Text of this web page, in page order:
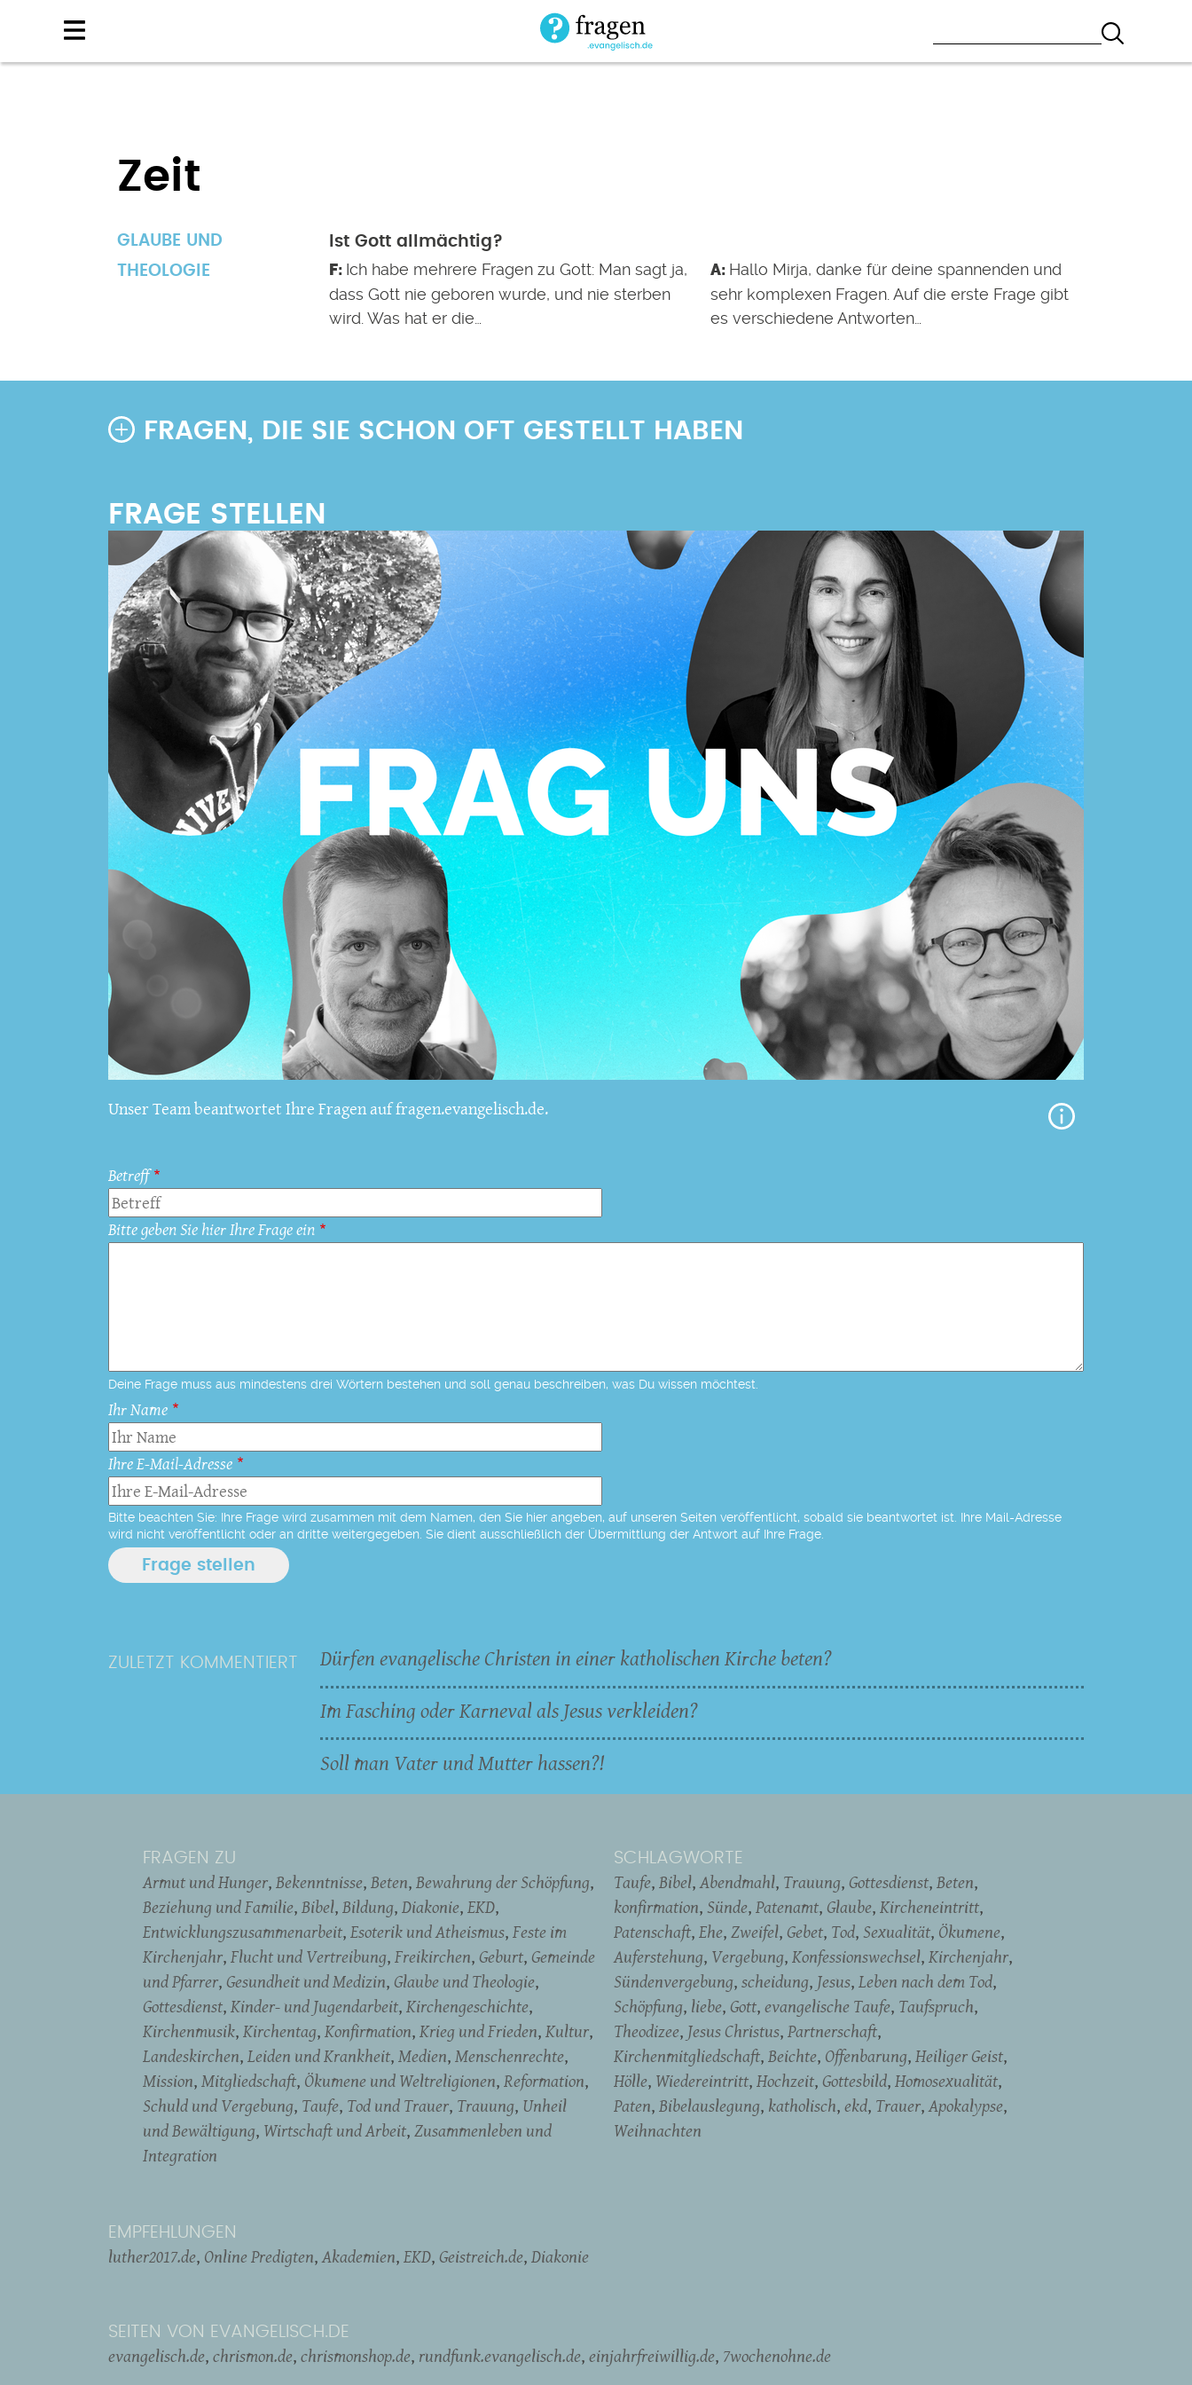
Zeit
GLAUBE UND
THEOLOGIE
Ist Gott allmächtig?
Ich habe mehrere Fragen zu Gott: Man sagt ja,
dass Gott nie geboren wurde, und nie sterben
wird. Was hat er die…
Hallo Mirja, danke für deine spannenden und
sehr komplexen Fragen. Auf die erste Frage gibt
es verschiedene Antworten…
FRAGEN, DIE SIE SCHON OFT GESTELLT HABEN
Unser Team beantwortet Ihre Fragen auf fragen.evangelisch.de.
Betreff
Bitte geben Sie hier Ihre Frage ein
Deine Frage muss aus mindestens drei Wörtern bestehen und soll genau beschreiben, was Du wissen möchtest.
Ihr Name
Ihre E-Mail-Adresse
Bitte beachten Sie: Ihre Frage wird zusammen mit dem Namen, den Sie hier angeben, auf unseren Seiten veröffentlicht, sobald sie beantwortet ist. Ihre Mail-Adresse
wird nicht veröffentlicht oder an dritte weitergegeben. Sie dient ausschließlich der Übermittlung der Antwort auf Ihre Frage.
ZULETZT KOMMENTIERT
Dürfen evangelische Christen in einer katholischen Kirche beten?
Im Fasching oder Karneval als Jesus verkleiden?
Soll man Vater und Mutter hassen?!
FRAGEN ZU
Armut und Hunger Bekenntnisse Beten Bewahrung der Schöpfung
Beziehung und Familie Bibel Bildung Diakonie EKD
Entwicklungszusammenarbeit Esoterik und Atheismus Feste im
Kirchenjahr Flucht und Vertreibung Freikirchen Geburt Gemeinde
und Pfarrer Gesundheit und Medizin Glaube und Theologie
Gottesdienst Kinder- und Jugendarbeit Kirchengeschichte
Kirchenmusik Kirchentag Konfirmation Krieg und Frieden Kultur
Landeskirchen Leiden und Krankheit Medien Menschenrechte
Mission Mitgliedschaft Ökumene und Weltreligionen Reformation
Schuld und Vergebung Taufe Tod und Trauer Trauung Unheil
und Bewältigung Wirtschaft und Arbeit Zusammenleben und
Integration
SCHLAGWORTE
Taufe Bibel Abendmahl Trauung Gottesdienst Beten
konfirmation Sünde Patenamt Glaube Kircheneintritt
Patenschaft Ehe Zweifel Gebet Tod Sexualität Ökumene
Auferstehung Vergebung Konfessionswechsel Kirchenjahr
Sündenvergebung scheidung Jesus Leben nach dem Tod
Schöpfung liebe Gott evangelische Taufe Taufspruch
Theodizee Jesus Christus Partnerschaft
Kirchenmitgliedschaft Beichte Offenbarung Heiliger Geist
Hölle Wiedereintritt Hochzeit Gottesbild Homosexualität
Paten Bibelauslegung katholisch ekd Trauer Apokalypse
Weihnachten
EMPFEHLUNGEN
luther2017.de Online Predigten Akademien EKD Geistreich.de Diakonie
SEITEN VON EVANGELISCH.DE
evangelisch.de chrismon.de chrismonshop.de rundfunk.evangelisch.de einjahrfreiwillig.de 7wochenohne.de